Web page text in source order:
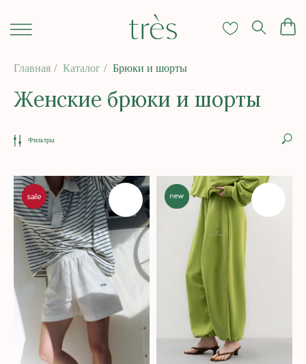
Главная / Каталог / Брюки и шорты
Женские брюки и шорты
Фильтры